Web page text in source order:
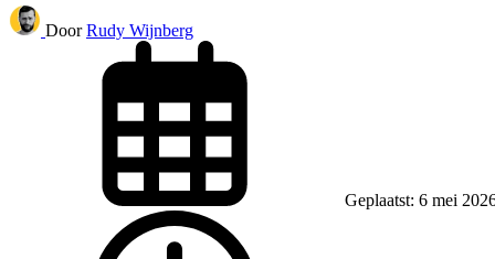
Door Rudy Wijnberg
Geplaatst: 6 mei